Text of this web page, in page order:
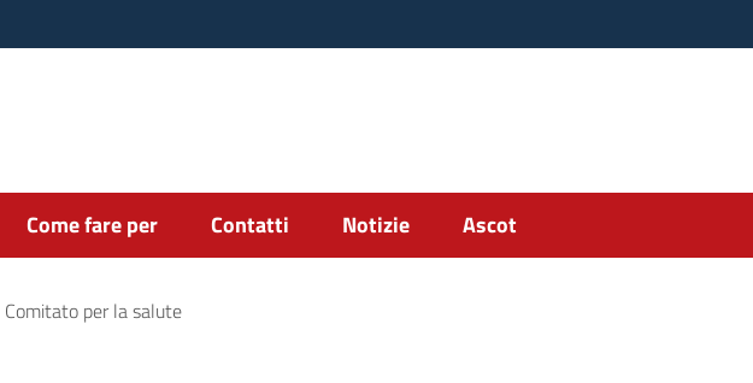
Come fare per Contatti Notizie Ascot
per la salute